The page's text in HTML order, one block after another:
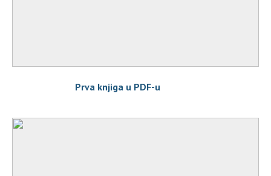
Prva knjiga u PDF-u